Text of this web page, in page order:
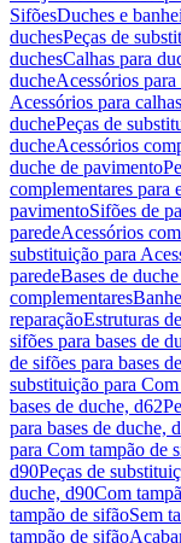
SifõesDuches e
duchesPeças de
duchesCalhas para
ducheAcessórios
Acessórios para
duchePeças de
ducheAcessórios
duche de pavimento
complementares para
pavimentoSifões de
paredeAcessórios
substituição para
paredeBases de
complementares
reparaçãoEstruturas
sifões para bases de
de sifões para bases
substituição para
bases de duche, d62
para bases de duche,
para Com tampão de
d90Peças de
duche, d90Com
tampão de sifãoSem
tampão de sifão